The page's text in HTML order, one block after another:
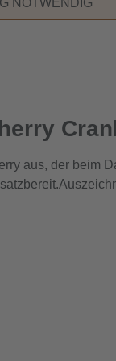
NOTWENDIG
aus, der beim